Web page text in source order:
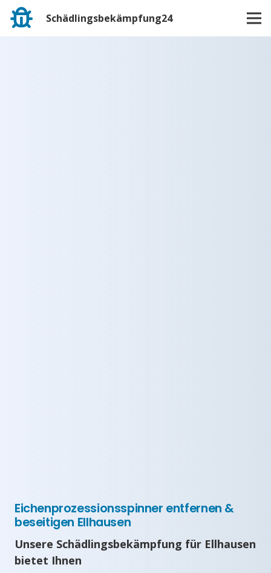
Schädlingsbekämpfung24
Eichenprozessionsspinner entfernen &
beseitigen Ellhausen
Unsere Schädlingsbekämpfung für Ellhausen
bietet Ihnen